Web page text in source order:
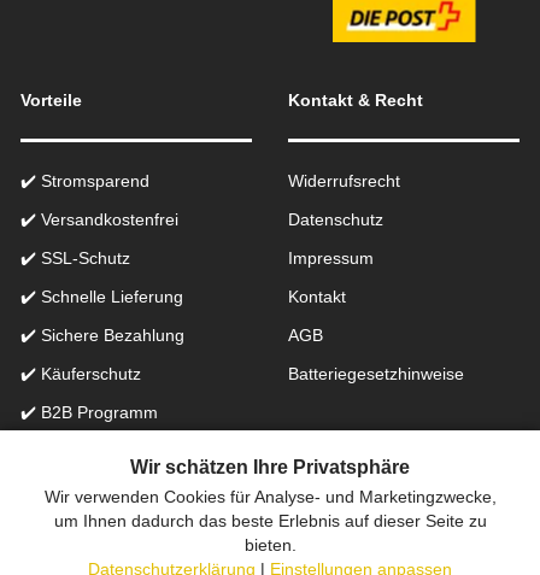
Vorteile
✔️ Stromsparend
✔️ Versandkostenfrei
✔️ SSL-Schutz
✔️ Schnelle Lieferung
✔️ Sichere Bezahlung
✔️ Käuferschutz
✔️ B2B Programm
Kontakt & Recht
Widerrufsrecht
Datenschutz
Impressum
Kontakt
AGB
Batteriegesetzhinweise
Onlinefachhandel in der Schweiz für Beleuchtung seit 2012 |
Erstellt mit
peleides.io
Wir schätzen Ihre Privatsphäre
Wir verwenden Cookies für Analyse- und Marketingzwecke,
um Ihnen dadurch das beste Erlebnis auf dieser Seite zu
bieten.
Datenschutzerklärung | Einstellungen anpassen